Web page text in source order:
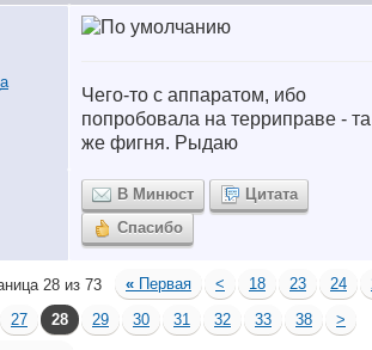
Чего-то с аппаратом, ибо
попробовала на терриправе -
же фигня. Рыдаю
В Минюст
Цитата
Спасибо
28 из 73 « Первая < 18 23 24
27 28 29 30 31 32 33 38
>